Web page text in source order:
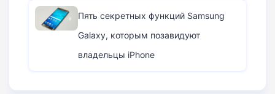
Пять секретных функций Samsung
Galaxy, которым позавидуют
владельцы iPhone